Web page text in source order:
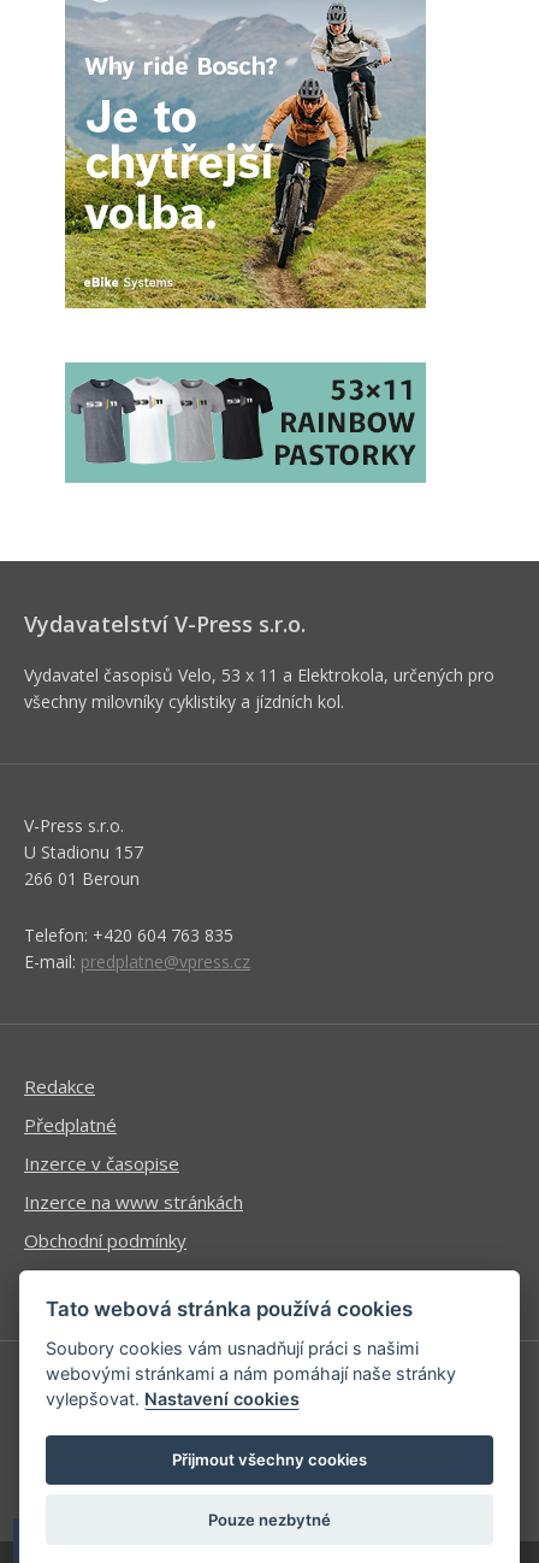
Vydavatelství V-Press s.r.o.
Vydavatel časopisů Velo, 53 x 11 a Elektrokola, určených pro
všechny milovníky cyklistiky a jízdních kol.
V-Press s.r.o.
U Stadionu 157
266 01 Beroun
Telefon: +420 604 763 835
E-mail: predplatne@vpress.cz
Redakce
Předplatné
Inzerce v časopise
Inzerce na www stránkách
Obchodní podmínky
Ochrana osobních údajů
Příhlášení | Registrace
Kontaktní informace
Mapa stránek
Tato webová stránka používá cookies
Soubory cookies vám usnadňují práci s našimi
webovými stránkami a nám pomáhají naše stránky
vylepšovat. Nastavení cookies
Přijmout všechny cookies
Pouze nezbytné